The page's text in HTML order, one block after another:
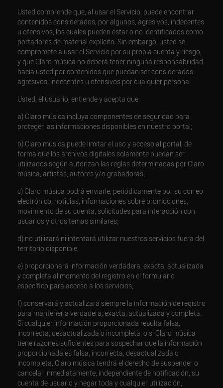
Usted comprende que, al usar el Servicio, puede encontrar
contenidos considerados, por algunos, agresivos, indecentes
u ofensivos, los cuales pueden estar o no identificados como
portadores de material explícito. Sin embargo, usted se
compromete a usar el Servicio por su propia cuenta y riesgo,
y que Claro música no deberá tener ninguna responsabilidad
hacia usted por contenidos que puedan ser considerados
agresivos, indecentes u ofensivos por cualquier persona.
Usted, el usuario, entiende y acepta que:
a) Claro música incluya componentes de seguridad para
proteger las informaciones disponibles en nuestro portal;
b) Claro música puede limitar el uso y acceso al portal, de
forma que los archivos digitales solamente puedan ser
utilizados según autorizan las reglas determinadas por Claro
música, artistas, autores y/o grabadoras;
c) Claro música podrá enviarle, periódicamente por su correo
electrónico, noticias, informaciones sobre promociones,
movimiento de su cuenta, solicitudes para interacción con
usuarios y otros temas similares;
d) no utilizará ni intentará utilizar nuestros servicios fuera del
territorio disponible;
e) proporcionará información verdadera, exacta, actualizada
y completa al momento del registro en el formulario
específico para acceso a los servicios;
f) conservará y actualizará siempre la información de registro
para mantenerla verdadera, exacta, actualizada y completa.
Si cualquier información proporcionada resulta falsa,
incorrecta, desactualizada o incompleta, o si Claro música
tiene razones suficientes para sospechar que la información
proporcionada es falsa, incorrecta, desactualizada o
incompleta, Claro música tendrá el derecho de suspender o
cancelar inmediatamente, independiente de notificación, su
cuenta de usuario y negar toda y cualquier utilización,